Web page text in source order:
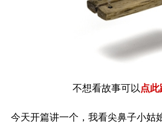
不想看故事可以 点
今天开篇讲一个，我看尖鼻子小姑